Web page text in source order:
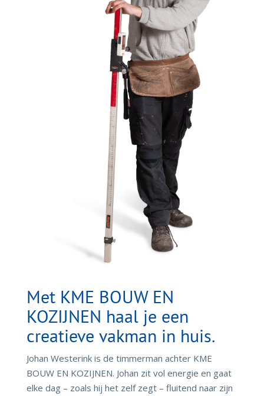
Met KME BOUW EN
KOZIJNEN haal je een
creatieve vakman in huis.
Johan Westerink is de timmerman achter KME
BOUW EN KOZIJNEN. Johan zit vol energie en gaat
elke dag – zoals hij het zelf zegt – fluitend naar zijn